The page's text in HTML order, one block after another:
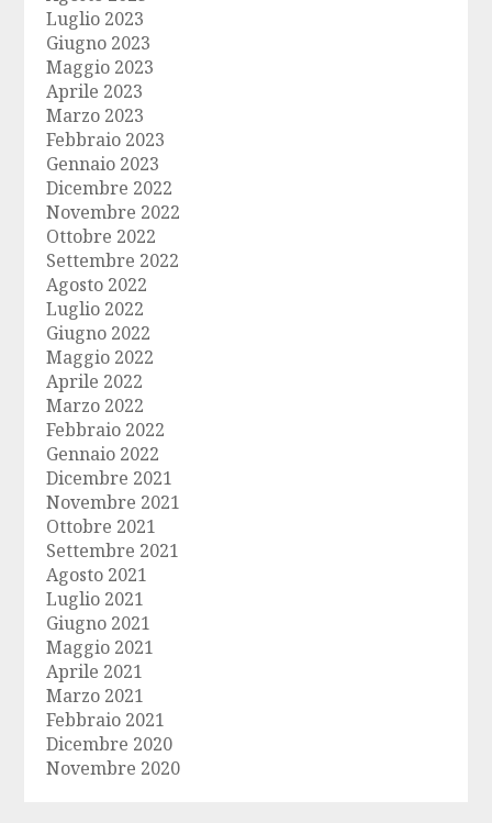
Luglio 2023
Giugno 2023
Maggio 2023
Aprile 2023
Marzo 2023
Febbraio 2023
Gennaio 2023
Dicembre 2022
Novembre 2022
Ottobre 2022
Settembre 2022
Agosto 2022
Luglio 2022
Giugno 2022
Maggio 2022
Aprile 2022
Marzo 2022
Febbraio 2022
Gennaio 2022
Dicembre 2021
Novembre 2021
Ottobre 2021
Settembre 2021
Agosto 2021
Luglio 2021
Giugno 2021
Maggio 2021
Aprile 2021
Marzo 2021
Febbraio 2021
Dicembre 2020
Novembre 2020